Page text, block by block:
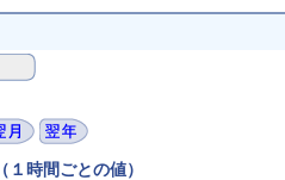
時間ごとの値）